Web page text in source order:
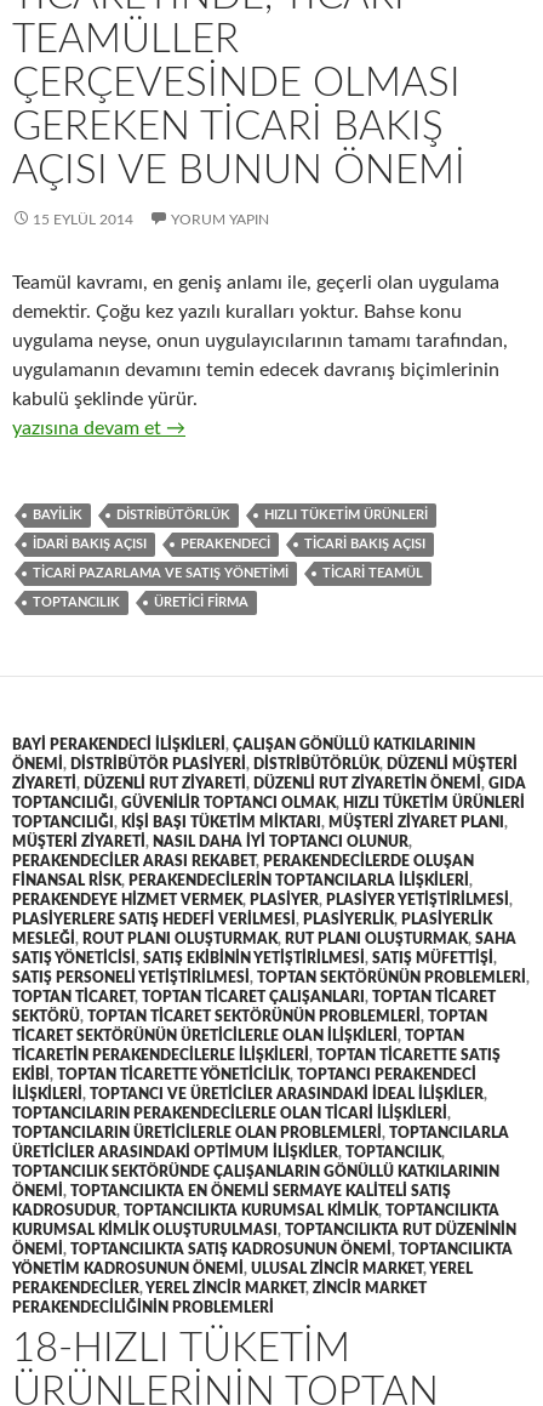
TEAMÜLLER
ÇERÇEVESINDE OLMASI
GEREKEN TICARI BAKIŞ
AÇISI VE BUNUN ÖNEMI
15 EYLÜL 2014 YORUM YAPIN
Teamül kavramı, en geniş anlamı ile, geçerli olan uygulama
demektir. Çoğu kez yazılı kuralları yoktur. Bahse konu
uygulama neyse, onun uygulayıcılarının tamamı tarafından,
uygulamanın devamını temin edecek davranış biçimlerinin
kabulü şeklinde yürür.
19-Hızlı tüketim ürünlerinin toptan ticaretinde, ticari teamüller
yazısına devam et →
BAYILIK DISTRIBÜTÖRLÜK HIZLI TÜKETIM ÜRÜNLERI
IDARI BAKIŞ AÇISI PERAKENDECI TICARI BAKIŞ AÇISI
TICARI PAZARLAMA VE SATIŞ YÖNETIMI TICARI TEAMÜL
TOPTANCILIK ÜRETICI FIRMA
BAYI PERAKENDECI ILIŞKILERI , ÇALIŞAN GÖNÜLLÜ KATKILARININ
ÖNEMI , DISTRIBÜTÖR PLASIYERI , DISTRIBÜTÖRLÜK, DÜZENLI MÜŞTERI
ZIYARETI , DÜZENLI RUT ZIYARETI , DÜZENLI RUT ZIYARETIN ÖNEMI , GIDA
TOPTANCILIĞI , GÜVENILIR TOPTANCI OLMAK, HIZLI TÜKETIM ÜRÜNLERI
TOPTANCILIĞI , KIŞI BAŞI TÜKETIM MIKTARI , MÜŞTERI ZIYARET PLANI ,
MÜŞTERI ZIYARETI , NASIL DAHA IYI TOPTANCI OLUNUR,
PERAKENDECILER ARASI REKABET, PERAKENDECILERDE OLUŞAN
FINANSAL RISK, PERAKENDECILERIN TOPTANCILARLA ILIŞKILERI ,
PERAKENDEYE HIZMET VERMEK, PLASIYER, PLASIYER YETIŞTIRILMESI ,
PLASIYERLERE SATIŞ HEDEFI VERILMESI , PLASIYERLIK, PLASIYERLIK
MESLEĞI , ROUT PLANI OLUŞTURMAK, RUT PLANI OLUŞTURMAK, SAHA
SATIŞ YÖNETICISI , SATIŞ EKIBININ YETIŞTIRILMESI , SATIŞ MÜFETTIŞI ,
SATIŞ PERSONELI YETIŞTIRILMESI , TOPTAN SEKTÖRÜNÜN PROBLEMLERI ,
TOPTAN TICARET, TOPTAN TICARET ÇALIŞANLARI , TOPTAN TICARET
SEKTÖRÜ, TOPTAN TICARET SEKTÖRÜNÜN PROBLEMLERI , TOPTAN
TICARET SEKTÖRÜNÜN ÜRETICILERLE OLAN ILIŞKILERI , TOPTAN
TICARETIN PERAKENDECILERLE ILIŞKILERI , TOPTAN TICARETTE SATIŞ
EKIBI , TOPTAN TICARETTE YÖNETICILIK, TOPTANCI PERAKENDECI
ILIŞKILERI , TOPTANCI VE ÜRETICILER ARASINDAKI IDEAL ILIŞKILER,
TOPTANCILARIN PERAKENDECILERLE OLAN TICARI ILIŞKILERI ,
TOPTANCILARIN ÜRETICILERLE OLAN PROBLEMLERI , TOPTANCILARLA
ÜRETICILER ARASINDAKI OPTIMUM ILIŞKILER, TOPTANCILIK,
TOPTANCILIK SEKTÖRÜNDE ÇALIŞANLARIN GÖNÜLLÜ KATKILARININ
ÖNEMI , TOPTANCILIKTA EN ÖNEMLI SERMAYE KALITELI SATIŞ
KADROSUDUR, TOPTANCILIKTA KURUMSAL KIMLIK, TOPTANCILIKTA
KURUMSAL KIMLIK OLUŞTURULMASI , TOPTANCILIKTA RUT DÜZENININ
ÖNEMI , TOPTANCILIKTA SATIŞ KADROSUNUN ÖNEMI , TOPTANCILIKTA
YÖNETIM KADROSUNUN ÖNEMI , ULUSAL ZINCIR MARKET,YEREL
PERAKENDECILER,YEREL ZINCIR MARKET, ZINCIR MARKET
PERAKENDECILIĞININ PROBLEMLERI
18-HIZLI TÜKETIM
ÜRÜNLERININ TOPTAN